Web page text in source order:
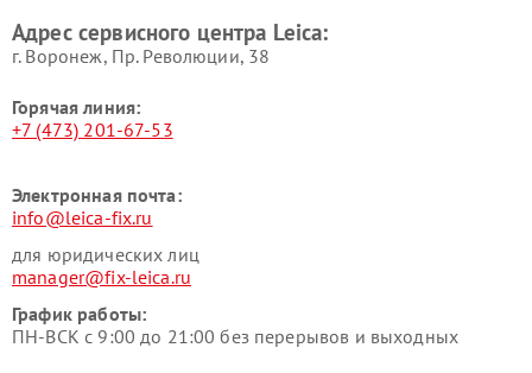
Адрес сервисного центра Leica:
г. Воронеж, Пр. Революции, 38
Горячая линия:
+7 (473) 201-67-53
Электронная почта:
info@leica-fix.ru
для юридических лиц
manager@fix-leica.ru
График работы:
ПН-ВСК с 9:00 до 21:00 без перерывов и выходных